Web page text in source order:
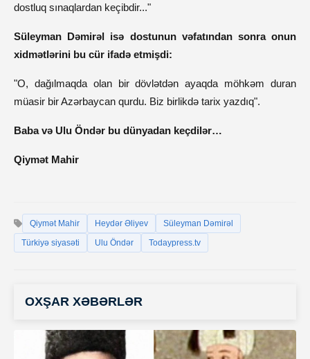
dostluq sınaqlardan keçibdir..."
Süleyman Dəmirəl isə dostunun vəfatından sonra onun
xidmətlərini bu cür ifadə etmişdi:
"O, dağılmaqda olan bir dövlətdən ayaqda möhkəm duran
müasir bir Azərbaycan qurdu. Biz birlikdə tarix yazdıq".
Baba və Ulu Öndər bu dünyadan keçdilər…
Qiymət Mahir
Qiymət Mahir Heydər Əliyev
Süleyman Dəmirəl
Türkiyə siyasəti
Ulu Öndər Todaypress.tv
OXŞAR XƏBƏRLƏR